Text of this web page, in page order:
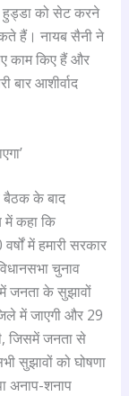
हुड्डा को सेट करने
हैं। नायब सैनी ने
काम किए हैं और
बार आशीर्वाद
बैठक के बाद
में कहा कि
में हमारी सरकार
चुनाव
जनता के सुझावों
में जाएगी और 29
जिसमें जनता से
सुझावों को घोषणा
अनाप-शनाप